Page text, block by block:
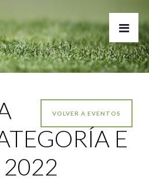
VOLVER A EVENTOS
E
2022